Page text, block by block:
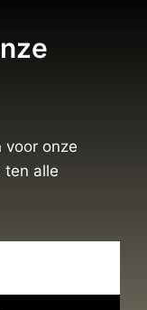
voor onze
ten alle